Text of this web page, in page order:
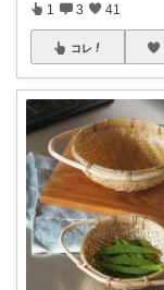
1 3 41
コレ